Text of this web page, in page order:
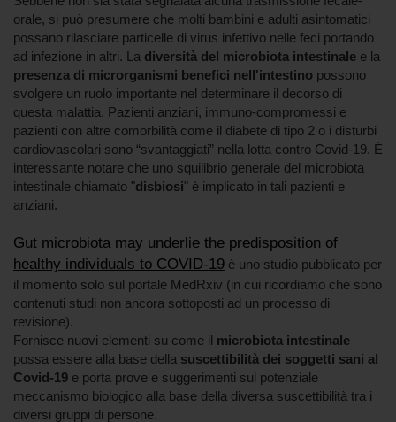
orale, si può presumere che molti bambini e adulti asintomatici
possano rilasciare particelle di virus infettivo nelle feci portando
ad infezione in altri. La diversità del microbiota intestinale e la
presenza di microrganismi benefici nell'intestino possono
svolgere un ruolo importante nel determinare il decorso di
questa malattia. Pazienti anziani, immuno-compromessi e
pazienti con altre comorbilità come il diabete di tipo 2 o i disturbi
cardiovascolari sono “svantaggiati” nella lotta contro Covid-19. È
interessante notare che uno squilibrio generale del microbiota
intestinale chiamato "disbiosi" è implicato in tali pazienti e
anziani.
Gut microbiota may underlie the predisposition of
healthy individuals to COVID-19 è uno studio pubblicato per
il momento solo sul portale MedRxiv (in cui ricordiamo che sono
contenuti studi non ancora sottoposti ad un processo di
revisione).
Fornisce nuovi elementi su come il microbiota intestinale
possa essere alla base della suscettibilità dei soggetti sani al
Covid-19 e porta prove e suggerimenti sul potenziale
meccanismo biologico alla base della diversa suscettibilità tra i
diversi gruppi di persone.